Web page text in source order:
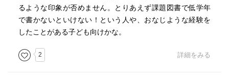
るような印象が否めません。とりあえず課題図書で低学年
で書かないといけない！という人や、おなじような経験を
したことがある子ども向けかな。
2 詳細をみる